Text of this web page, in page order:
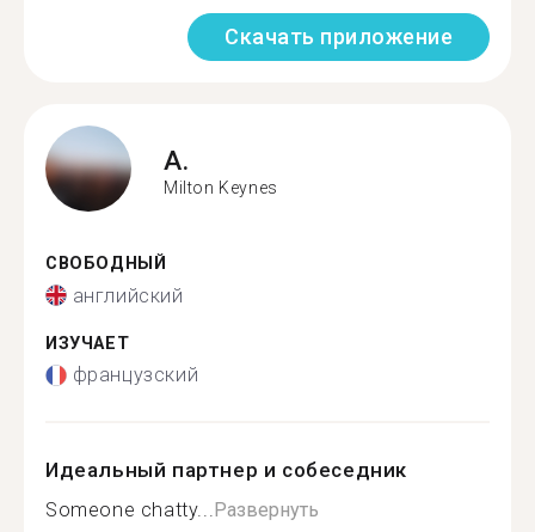
Скачать приложение
A.
Milton Keynes
СВОБОДНЫЙ
английский
ИЗУЧАЕТ
французский
Идеальный партнер и собеседник
Someone chatty...Развернуть